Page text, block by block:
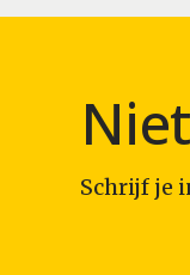
Schrijf je